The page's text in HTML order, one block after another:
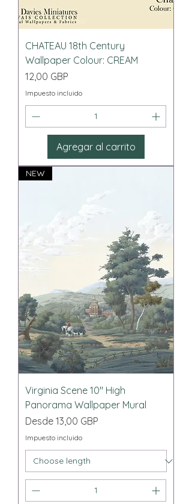
CHATEAU 18th Century
Wallpaper Colour: CREAM
Precio
12,00 GBP
Impuesto incluido
Agregar al carrito
NEW
Virginia Scene 10" High
Panorama Wallpaper Mural
Desde 13,00 GBP
Precio de oferta
Impuesto incluido